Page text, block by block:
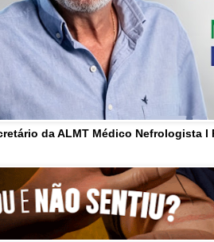
da ALMT Médico Nefrologista l